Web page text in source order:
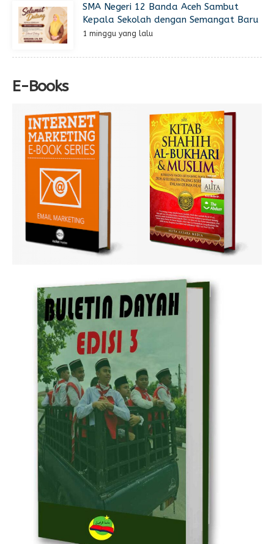
SMA Negeri 12 Banda Aceh Sambut
Kepala Sekolah dengan Semangat Baru
1 minggu yang lalu
E-Books